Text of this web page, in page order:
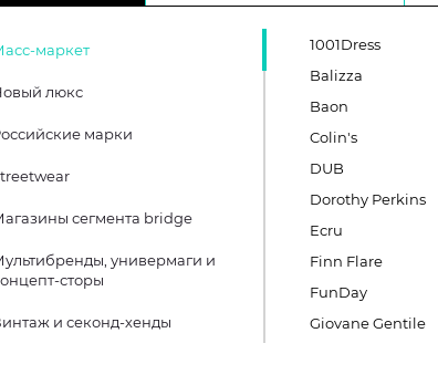
маркет
люкс
марки
сегмента bridge
универмаги и
сторы
и секонд-хенды
1001Dress
Balizza
Baon
Colin's
DUB
Dorothy Perkins
Ecru
Finn Flare
FunDay
Giovane Gentile